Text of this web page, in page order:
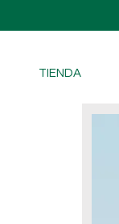
TIENDA